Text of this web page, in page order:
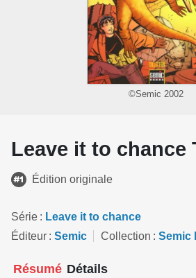
©Semic 2002
Leave it to chance
Édition originale
Série
Leave it to chance
Éditeur
Semic Collection Semic
Résumé Détails